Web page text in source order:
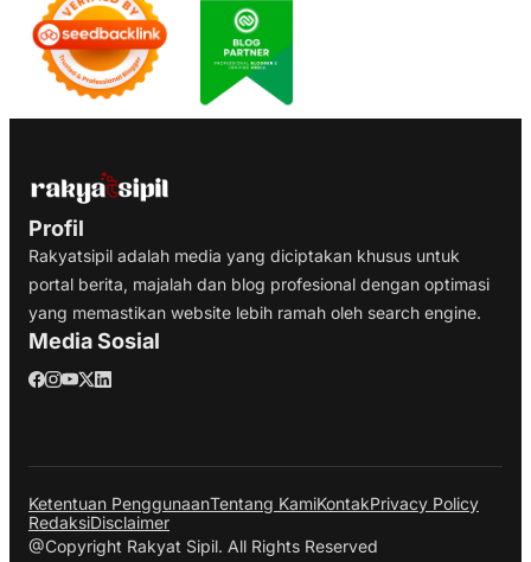
Profil
Rakyatsipil adalah media yang diciptakan khusus untuk
portal berita, majalah dan blog profesional dengan optimasi
yang memastikan website lebih ramah oleh search engine.
Media Sosial
Ketentuan PenggunaanTentang KamiKontakPrivacy Policy
RedaksiDisclaimer
@Copyright Rakyat Sipil. All Rights Reserved